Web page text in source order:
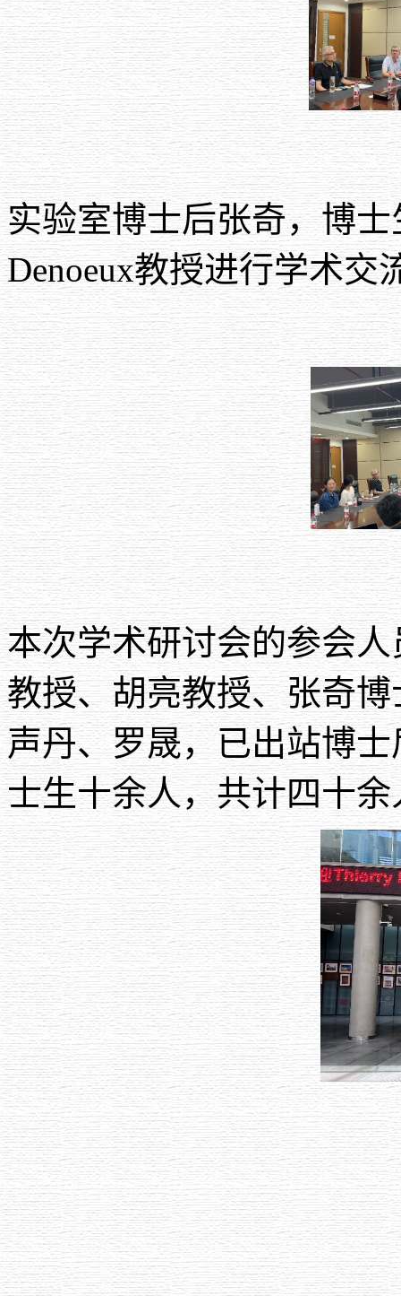
实验室博士后张奇，博
Denoeux教授进行学术交
本次学术研讨会的参会人
教授、胡亮教授、张奇
声丹、罗晟，已出站博
士生十余人，共计四十余